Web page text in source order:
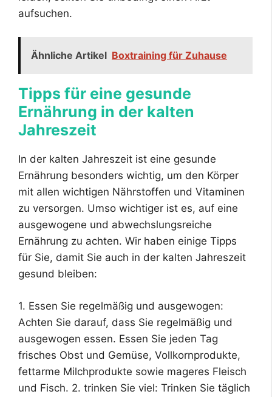
aufsuchen.
Ähnliche Artikel Boxtraining für Zuhause
Tipps für eine gesunde
Ernährung in der kalten
Jahreszeit
In der kalten Jahreszeit ist eine gesunde
Ernährung besonders wichtig, um den Körper
mit allen wichtigen Nährstoffen und Vitaminen
zu versorgen. Umso wichtiger ist es, auf eine
ausgewogene und abwechslungsreiche
Ernährung zu achten. Wir haben einige Tipps
für Sie, damit Sie auch in der kalten Jahreszeit
gesund bleiben:
1. Essen Sie regelmäßig und ausgewogen:
Achten Sie darauf, dass Sie regelmäßig und
ausgewogen essen. Essen Sie jeden Tag
frisches Obst und Gemüse, Vollkornprodukte,
fettarme Milchprodukte sowie mageres Fleisch
und Fisch. 2. trinken Sie viel: Trinken Sie täglich